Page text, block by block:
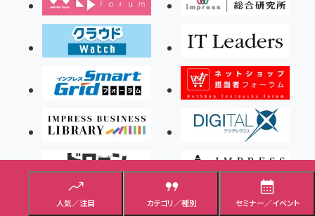
人気／注目 カテゴリ／種別 セミナー／イベント